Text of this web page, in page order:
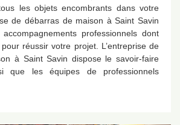
les objets encombrants dans votre
de débarras de maison à Saint Savin
professionnels dont
réussir votre projet. L’entreprise de
à Saint Savin dispose le savoir-faire
que les équipes de professionnels